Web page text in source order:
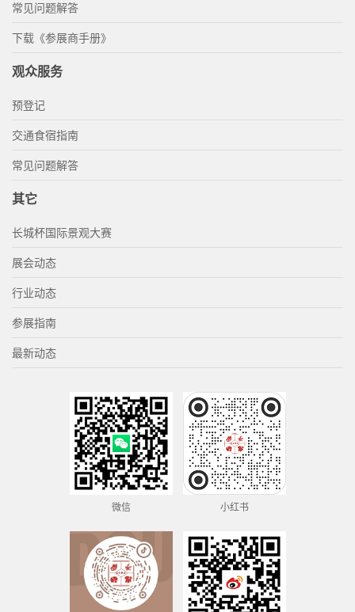
常见问题解答
下载《参展商手册》
观众服务
预登记
交通食宿指南
常见问题解答
其它
长城杯国际景观大赛
展会动态
行业动态
参展指南
最新动态
微信 小红书